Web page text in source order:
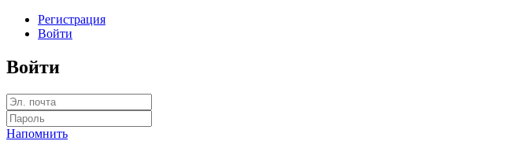
Регистрация
Войти
Войти
Напомнить